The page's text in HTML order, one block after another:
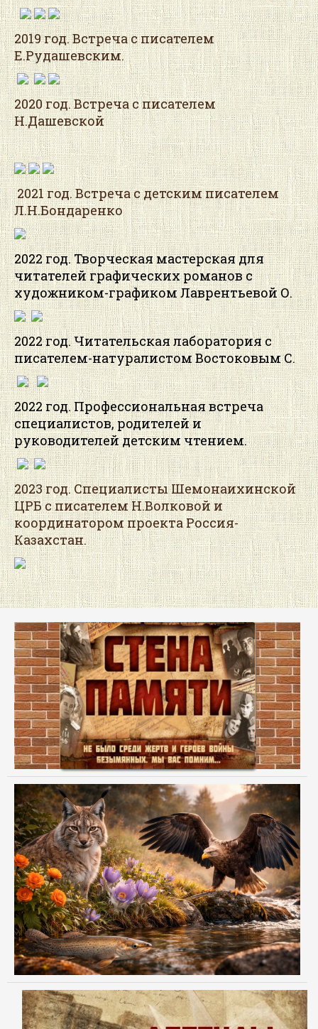
2019 год. Встреча с писателем
Е.Рудашевским.
2020 год. Встреча с писателем
Н.Дашевской
2021 год. Встреча с детским писателем
Л.Н.Бондаренко
2022 год. Творческая мастерская для
читателей графических романов с
художником-графиком Лаврентьевой О.
2022 год. Читательская лаборатория с
писателем-натуралистом Востоковым С.
2022 год. Профессиональная встреча
специалистов, родителей и
руководителей детским чтением.
2023 год. Специалисты Шемонаихинской
ЦРБ с писателем Н.Волковой и
координатором проекта Россия-
Казахстан.